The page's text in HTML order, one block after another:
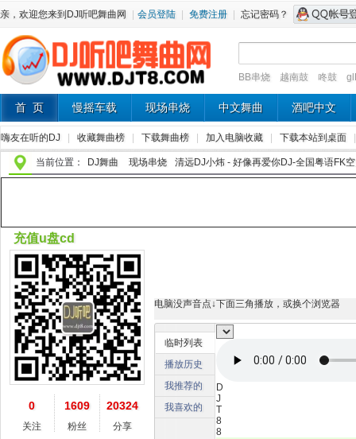
亲，欢迎您来到DJ听吧舞曲网 会员登陆 免费注册 忘记密码？
BB串烧 越南鼓 咚鼓
首 页 慢摇车载 现场串烧 中文舞曲 酒吧中文
嗨友在听的DJ 收藏舞曲榜 下载舞曲榜 加入电脑收藏 下载本站到桌面
当前位置： DJ舞曲 现场串烧 清远DJ小炜 - 好像再爱你DJ-全国粤语FK
电脑没声音点↓下面三角播放，或换个浏览器
临时列表
播放历史
我推荐的
我喜欢的
D
J
T
8
8
充值u盘cd
0
关注
1609
粉丝
20324
分享